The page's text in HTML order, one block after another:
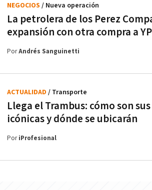
La petrolera de los Perez
expansión con otra compra a
NEGOCIOS / Nueva operación
PorAndrés Sanguinetti
Llega el Trambus: cómo son
icónicas y dónde se ubicarán
ACTUALIDAD / Transporte
PoriProfesional